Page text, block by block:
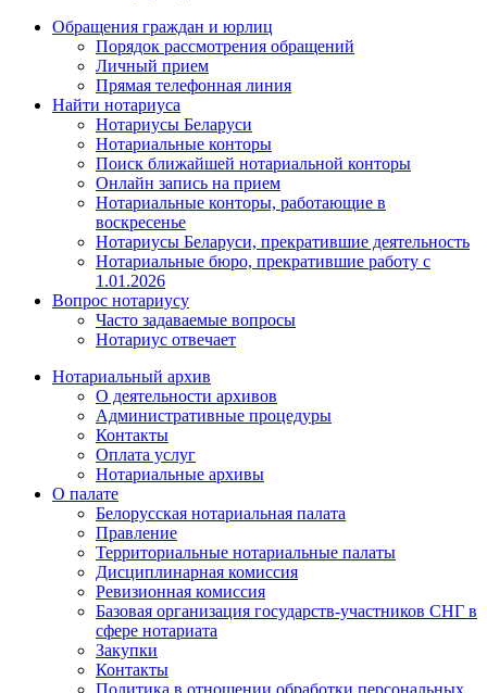
Обращения граждан и юрлиц
Порядок рассмотрения обращений
Личный прием
Прямая телефонная линия
Найти нотариуса
Нотариусы Беларуси
Нотариальные конторы
Поиск ближайшей нотариальной конторы
Онлайн запись на прием
Нотариальные конторы, работающие в
воскресенье
Нотариусы Беларуси, прекратившие деятельность
Нотариальные бюро, прекратившие работу с
1.01.2026
Вопрос нотариусу
Часто задаваемые вопросы
Нотариус отвечает
Нотариальный архив
О деятельности архивов
Административные процедуры
Контакты
Оплата услуг
Нотариальные архивы
О палате
Белорусская нотариальная палата
Правление
Территориальные нотариальные палаты
Дисциплинарная комиссия
Ревизионная комиссия
Базовая организация государств-участников СНГ в
сфере нотариата
Закупки
Контакты
Политика в отношении обработки персональных